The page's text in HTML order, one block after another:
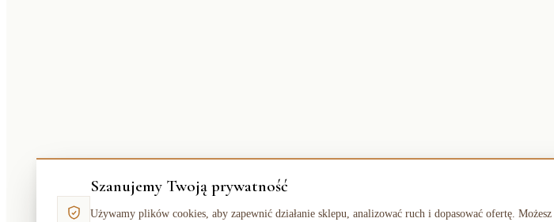
Szanujemy Twoją prywatność
Używamy plików cookies, aby zapewnić działanie sklepu, analizować ruch i dopasować ofertę. Możesz